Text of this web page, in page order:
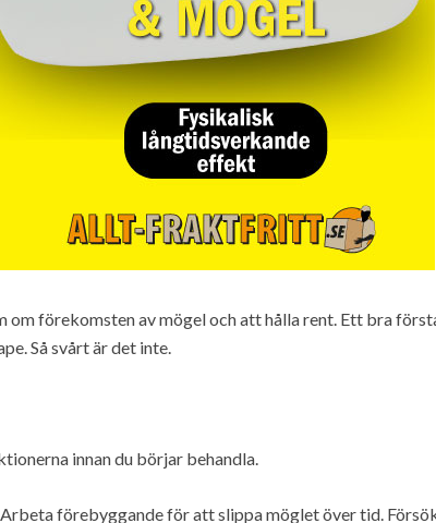
förekomsten av mögel och att hålla rent. Ett bra
Så svårt är det inte.
innan du börjar behandla.
förebyggande för att slippa möglet över tid.